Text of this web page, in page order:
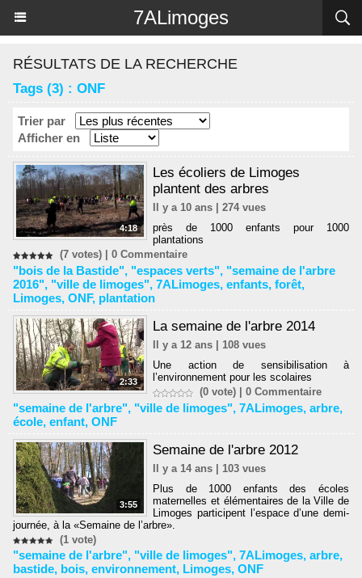
7ALimoges
RÉSULTATS DE LA RECHERCHE
Tags (3) : ONF
Trier par
Afficher en
4:18
Les écoliers de Limoges
plantent des arbres
Il y a 10 ans | 274 vues
près de 1000 enfants pour 1000
plantations
(7 votes) | 0 Commentaire
"bois de la Bastide", "espaces verts", "semaine de l'arbre
2016", "ville de limoges", 7ALimoges, enfants, forêt,
Limoges, ONF, plantation
2:33
La semaine de l'arbre 2014
Il y a 12 ans | 108 vues
Une action de sensibilisation à
l’environnement pour les scolaires
(0 vote) |0 Commentaire
"semaine de l'arbre", "ville de limoges", 7ALimoges, arbre,
école, enfant, ONF
3:55
Semaine de l'arbre 2012
Il y a 14 ans | 103 vues
Plus de 1000 enfants des écoles
maternelles et élémentaires de la Ville de
Limoges participent l’espace d’une demi-
journée, à la «Semaine de l’arbre».
(1 vote)
"semaine de l'arbre", "ville de limoges", 7ALimoges, arbre,
bastide, bois, environnement, Limoges, ONF